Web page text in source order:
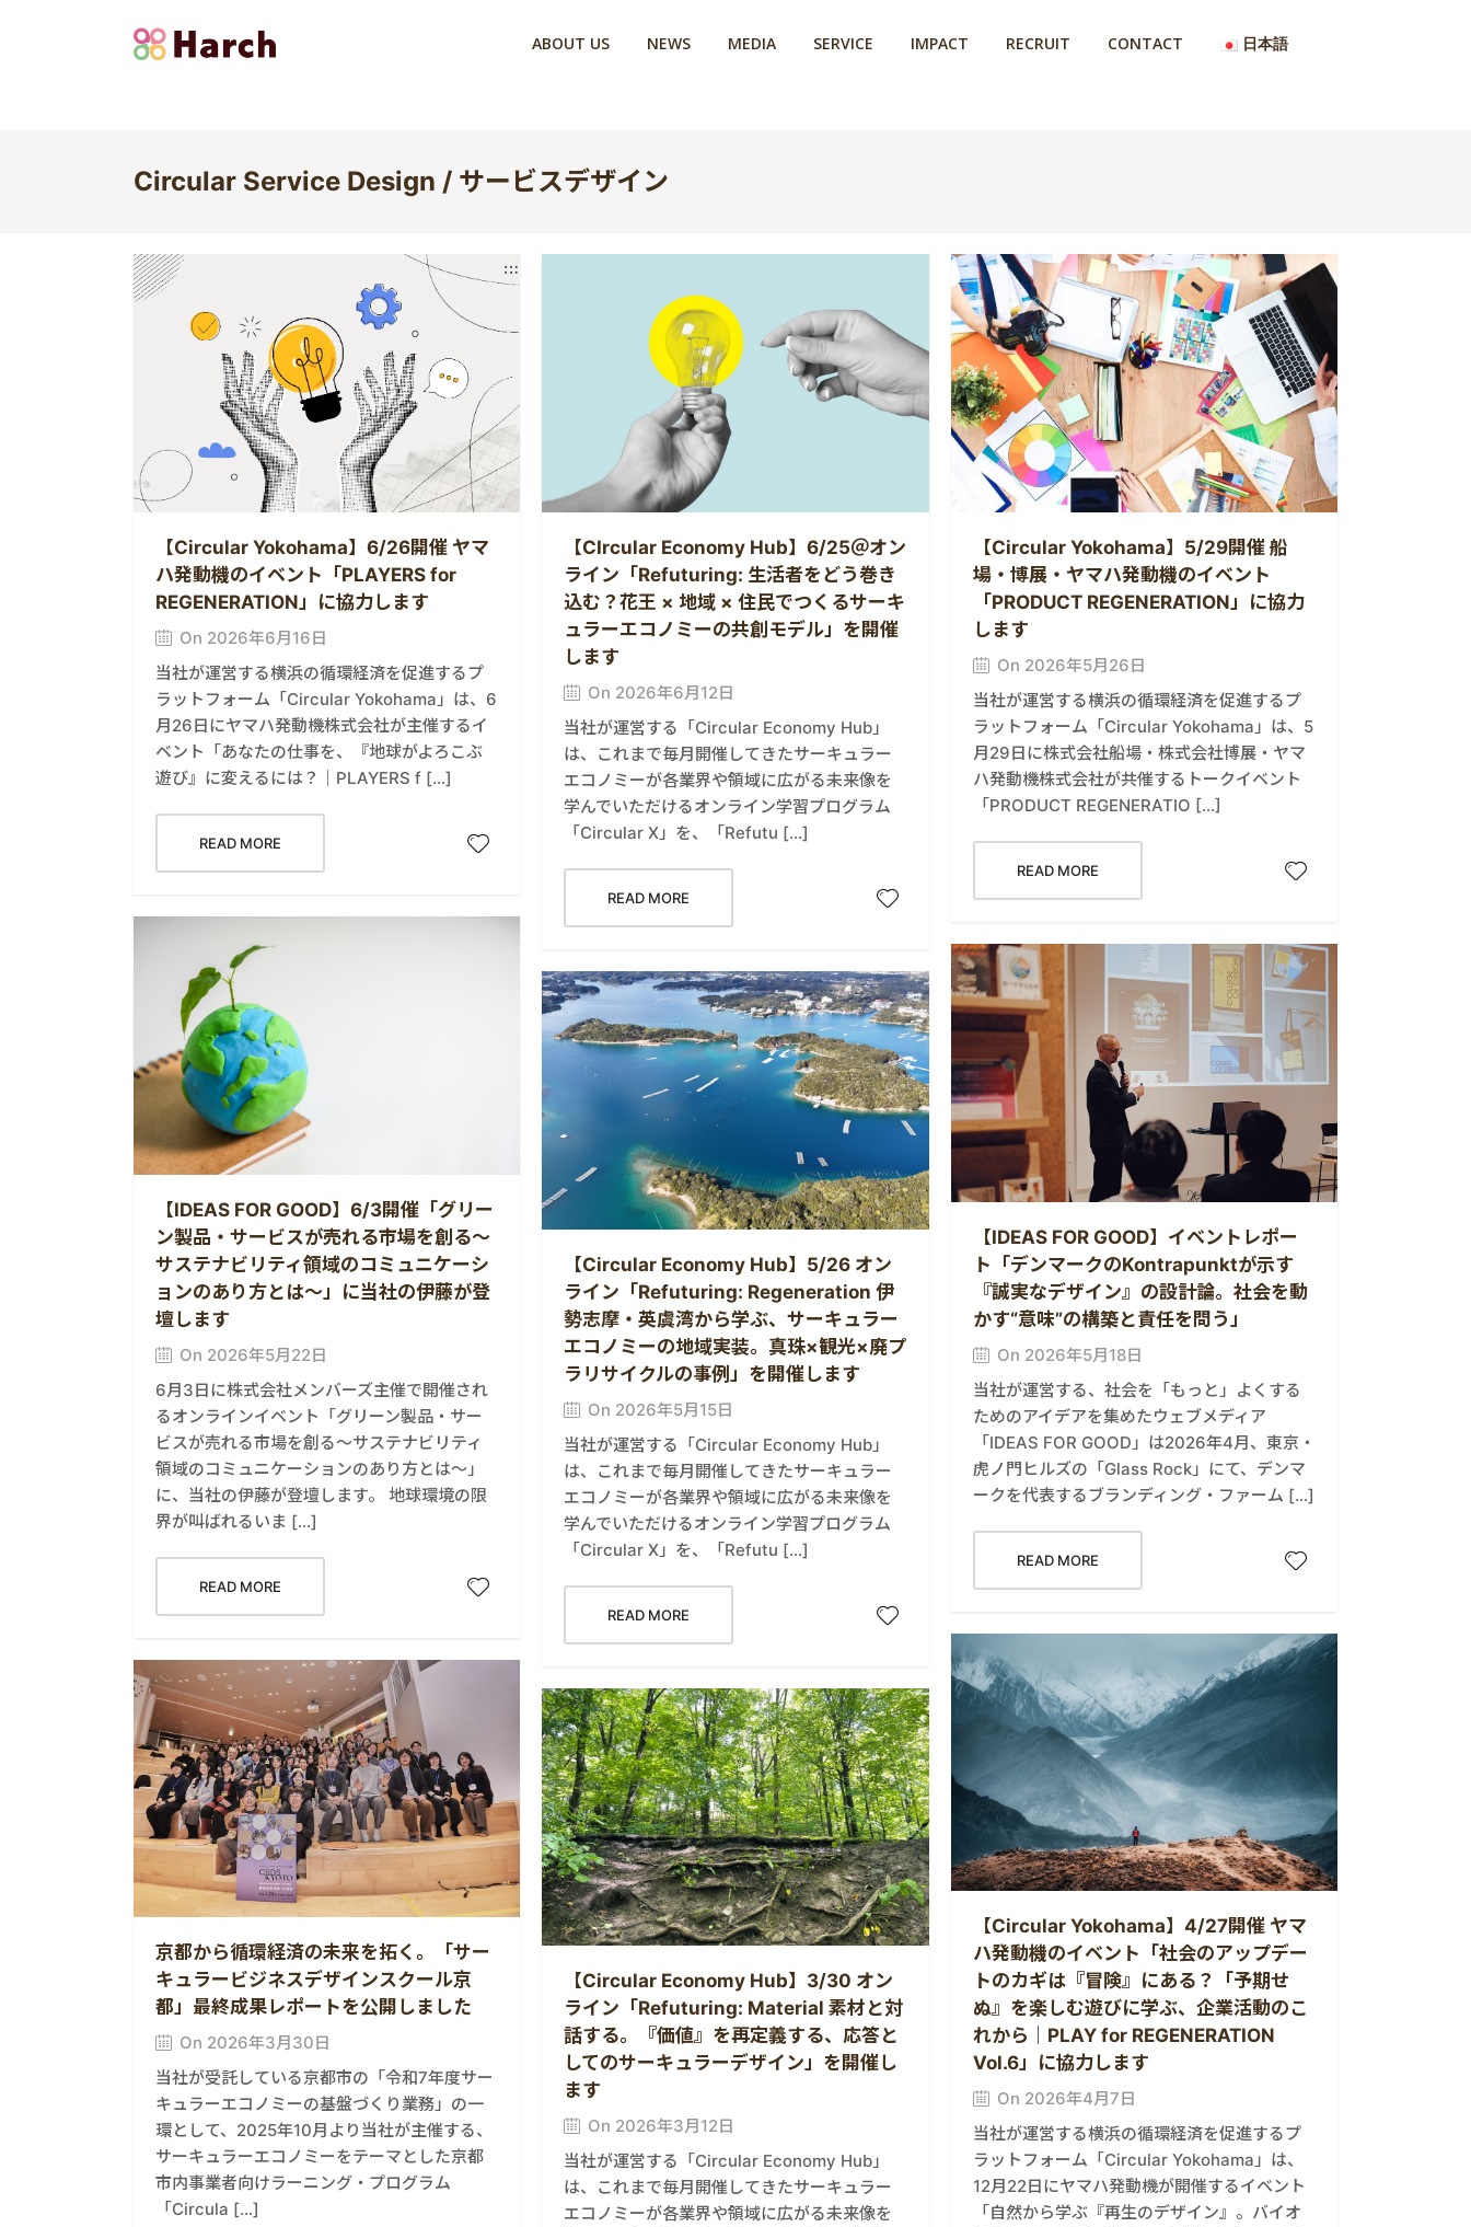
ABOUT US NEWS MEDIA SERVICE IMPACT RECRUIT CONTACT 日本語
Circular Service Design / サービスデザイン
【Circular Yokohama】6/26開催 ヤマ
ハ発動機のイベント「PLAYERS for
REGENERATION」に協力します
On 2026年6月16日
当社が運営する横浜の循環経済を促進するプ
ラットフォーム「Circular Yokohama」は、6
月26日にヤマハ発動機株式会社が主催するイ
ベント「あなたの仕事を、『地球がよろこぶ
遊び』に変えるには？｜PLAYERS f […]
READ MORE
【CIrcular Economy Hub】6/25＠オン
ライン「Refuturing: 生活者をどう巻き
込む？花王 × 地域 × 住民でつくるサーキ
ュラーエコノミーの共創モデル」を開催
します
On 2026年6月12日
当社が運営する「Circular Economy Hub」
は、これまで毎月開催してきたサーキュラー
エコノミーが各業界や領域に広がる未来像を
学んでいただけるオンライン学習プログラム
「Circular X」を、「Refutu […]
READ MORE
【Circular Yokohama】5/29開催 船
場・博展・ヤマハ発動機のイベント
「PRODUCT REGENERATION」に協力
します
On 2026年5月26日
当社が運営する横浜の循環経済を促進するプ
ラットフォーム「Circular Yokohama」は、5
月29日に株式会社船場・株式会社博展・ヤマ
ハ発動機株式会社が共催するトークイベント
「PRODUCT REGENERATIO […]
READ MORE
【IDEAS FOR GOOD】6/3開催「グリー
ン製品・サービスが売れる市場を創る〜
サステナビリティ領域のコミュニケーシ
ョンのあり方とは〜」に当社の伊藤が登
壇します
On 2026年5月22日
6月3日に株式会社メンバーズ主催で開催され
るオンラインイベント「グリーン製品・サー
ビスが売れる市場を創る〜サステナビリティ
領域のコミュニケーションのあり方とは〜」
に、当社の伊藤が登壇します。 地球環境の限
界が叫ばれるいま […]
READ MORE
【IDEAS FOR GOOD】イベントレポー
ト「デンマークのKontrapunktが示す
『誠実なデザイン』の設計論。社会を動
かす“意味”の構築と責任を問う」
On 2026年5月18日
当社が運営する、社会を「もっと」よくする
ためのアイデアを集めたウェブメディア
「IDEAS FOR GOOD」は2026年4月、東京・
虎ノ門ヒルズの「Glass Rock」にて、デンマ
ークを代表するブランディング・ファーム […]
READ MORE
【Circular Economy Hub】5/26 オン
ライン「Refuturing: Regeneration 伊
勢志摩・英虞湾から学ぶ、サーキュラー
エコノミーの地域実装。真珠×観光×廃プ
ラリサイクルの事例」を開催します
On 2026年5月15日
当社が運営する「Circular Economy Hub」
は、これまで毎月開催してきたサーキュラー
エコノミーが各業界や領域に広がる未来像を
学んでいただけるオンライン学習プログラム
「Circular X」を、「Refutu […]
READ MORE
【Circular Yokohama】4/27開催 ヤマ
ハ発動機のイベント「社会のアップデー
トのカギは『冒険』にある？「予期せ
ぬ』を楽しむ遊びに学ぶ、企業活動のこ
れから｜PLAY for REGENERATION
Vol.6」に協力します
On 2026年4月7日
当社が運営する横浜の循環経済を促進するプ
ラットフォーム「Circular Yokohama」は、
12月22日にヤマハ発動機が開催するイベント
「自然から学ぶ『再生のデザイン』。バイオ
京都から循環経済の未来を拓く。「サー
キュラービジネスデザインスクール京
都」最終成果レポートを公開しました
On 2026年3月30日
当社が受託している京都市の「令和7年度サー
キュラーエコノミーの基盤づくり業務」の一
環として、2025年10月より当社が主催する、
サーキュラーエコノミーをテーマとした京都
市内事業者向けラーニング・プログラム
「Circula […]
【Circular Economy Hub】3/30 オン
ライン「Refuturing: Material 素材と対
話する。『価値』を再定義する、応答と
してのサーキュラーデザイン」を開催し
ます
On 2026年3月12日
当社が運営する「Circular Economy Hub」
は、これまで毎月開催してきたサーキュラー
エコノミーが各業界や領域に広がる未来像を